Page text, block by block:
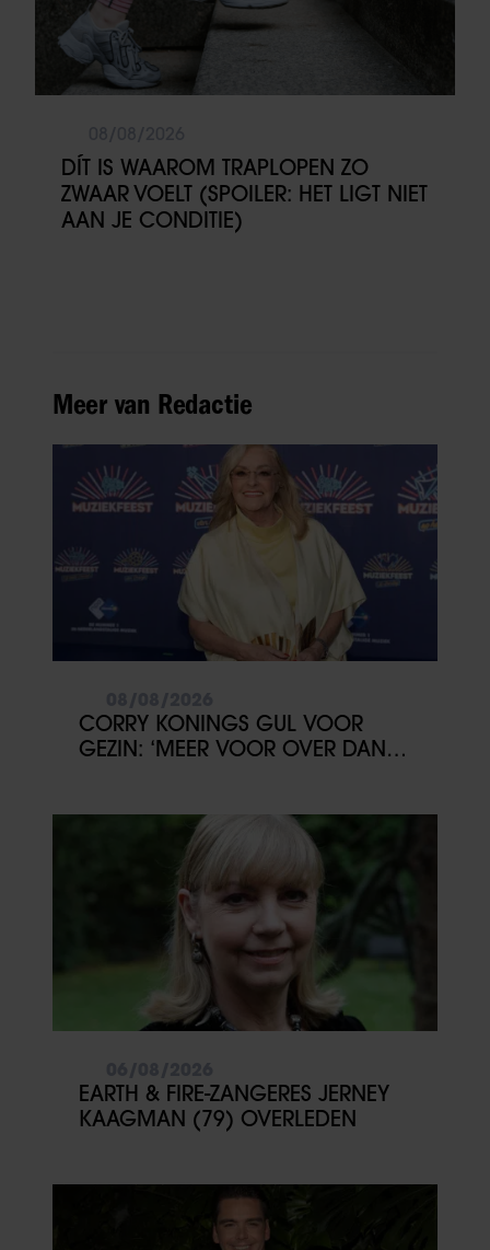
DÍT IS WAAROM TRAPLOPEN ZO
ZWAAR VOELT (SPOILER: HET LIGT NIET
AAN JE CONDITIE)
Meer van Redactie
CORRY KONINGS GUL VOOR
GEZIN: ‘MEER VOOR OVER DAN
EARTH & FIRE-ZANGERES JERNEY
KAAGMAN (79) OVERLEDEN